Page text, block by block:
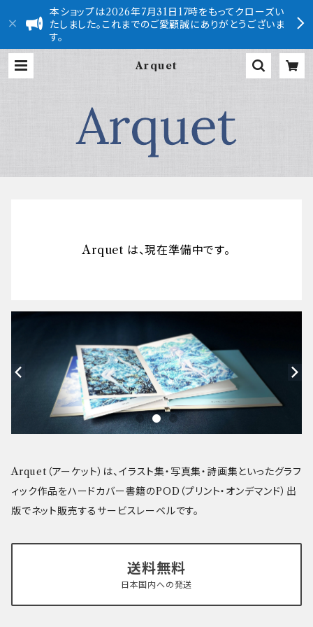
本ショップは2026年7月31日17時をもってクローズい
たしました。これまでのご愛顧誠にありがとうございま
す。
Arquet
Arquet は、現在準備中です。
Arquet（アーケット）は、イラスト集・写真集・詩画集といったグラフ
ィック作品をハードカバー書籍のPOD（プリント・オンデマンド）出
版でネット販売するサービスレーベルです。
送料無料
日本国内への発送